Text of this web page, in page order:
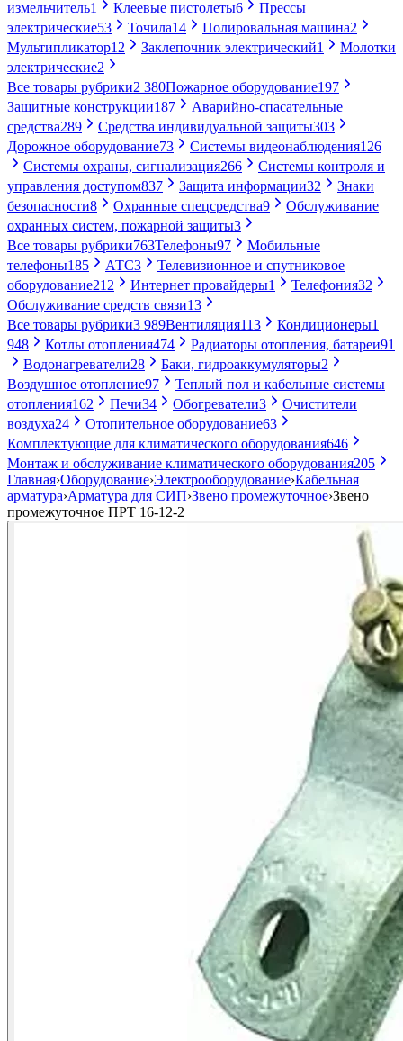
измельчитель1 Клеевые пистолеты6
Прессы
электрические53 Точила14 Полировальная машина2
Мультипликатор12 Заклепочник электрический1
Молотки
электрические2
Все товары рубрики2 380Пожарное оборудование197
Защитные конструкции187
Аварийно-спасательные
средства289 Средства индивидуальной защиты303
Дорожное оборудование73 Системы видеонаблюдения126
Системы охраны, сигнализация266
Системы контроля и
управления доступом837 Защита информации32
Знаки
безопасности8 Охранные спецсредства9
Обслуживание
охранных систем, пожарной защиты3
Все товары рубрики763Телефоны97
Мобильные
телефоны185 АТС3
Телевизионное и спутниковое
оборудование212 Интернет провайдеры1 Телефония32
Обслуживание средств связи13
Все товары рубрики3 989Вентиляция113 Кондиционеры1
948
Котлы отопления474 Радиаторы отопления, батареи91
Водонагреватели28 Баки, гидроаккумуляторы2
Воздушное отопление97
Теплый пол и кабельные системы
отопления162 Печи34 Обогреватели3
Очистители
воздуха24 Отопительное оборудование63
Комплектующие для климатического оборудования646
Монтаж и обслуживание климатического оборудования205
Главная›Оборудование›Электрооборудование›Кабельная
арматура›Арматура для СИП›Звено промежуточное›Звено
промежуточное ПРТ 16-12-2